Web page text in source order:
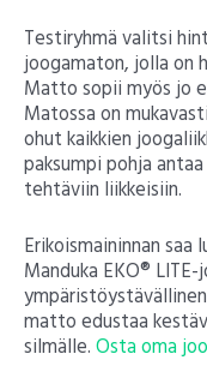
Testiryhmä valitsi
joogamaton, jolla on
Matto sopii myös jo
Matossa on
ohut kaikkien
paksumpi pohja
tehtäviin liikkeisiin.
Erikoismaininnan
Manduka EKO®
matto edustaa
silmälle.Osta oma